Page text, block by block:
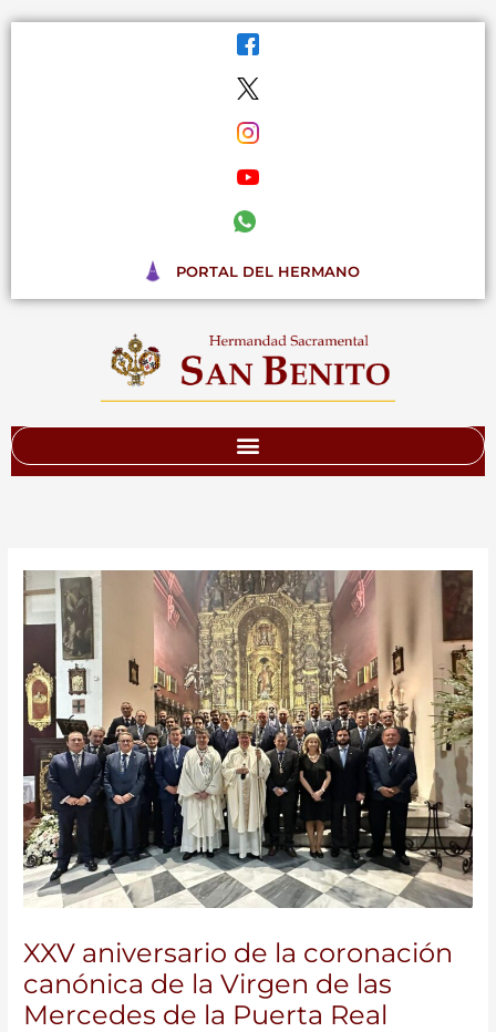
PORTAL DEL HERMANO
XXV aniversario de la coronación
canónica de la Virgen de las
Mercedes de la Puerta Real